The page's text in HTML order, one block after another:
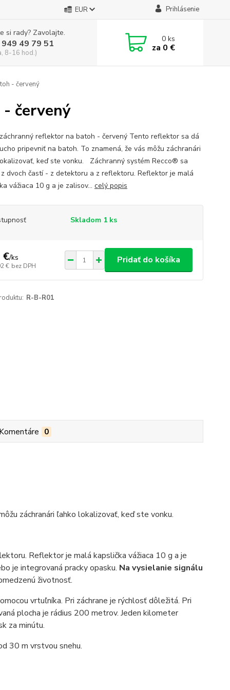
EUR Prihlásenie
si rady? Zavolajte.
49 79 51
8-16 hod.)
0ks
za 0 €
- červený
červený
reflektor na batoh - červený Tento reflektor sa dá
pripevniť na batoh. To znamená, že vás môžu záchranári
keď ste vonku. Záchranný systém Recco® sa
dvoch častí - z detektoru a z reflektoru. Reflektor je malá
vážiaca 10 g a je zalisov... celý popis
Skladom 1 ks
€/ks
€ bez DPH
Pridať do košíka
R-B-R01
0
záchranári ľahko lokalizovať, keď ste vonku.
Reflektor je malá kapslička vážiaca 10 g a je
je integrovaná pracky opasku. Na vysielanie signálu
životnosť.
vrtuľníka. Pri záchrane je rýchlosť dôležitá. Pri
plocha je rádius 200 metrov. Jeden kilometer
za minútu.
30 m vrstvou snehu.